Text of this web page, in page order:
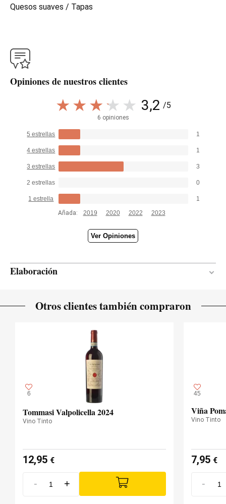
Quesos suaves / Tapas
Opiniones de nuestros clientes
3,2 /5
6 opiniones
5 estrellas 1
4 estrellas 1
3 estrellas 3
2 estrellas 0
1 estrella
1
Añada:
2019 2020 2022 2023
Ver Opiniones
Elaboración
Otros clientes también compraron
6
Tommasi Valpolicella 2024
Vino Tinto
12,95 €
- +
45
Viña
Vino Tinto
7,95 €
-